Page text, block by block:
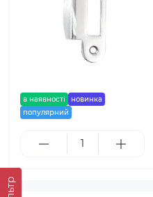
в наявності
новинка
популярний